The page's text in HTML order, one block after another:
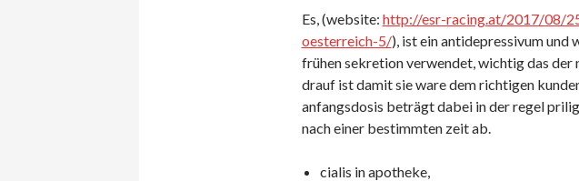
Es, (website: http://esr-racing.at/2017/08/
oesterreich-5/), ist ein antidepressivum und
frühen sekretion verwendet, wichtig das der
drauf ist damit sie ware dem richtigen
anfangsdosis beträgt dabei in der regel
nach einer bestimmten zeit ab.
cialis in apotheke,